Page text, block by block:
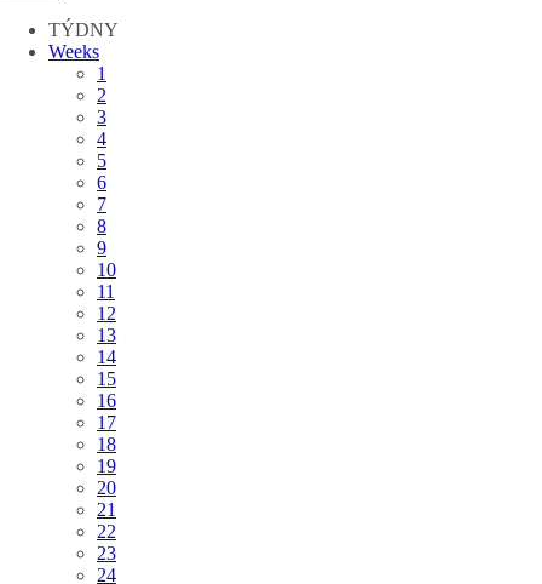
TÝDNY
Weeks
1
2
3
4
5
6
7
8
9
10
11
12
13
14
15
16
17
18
19
20
21
22
23
24